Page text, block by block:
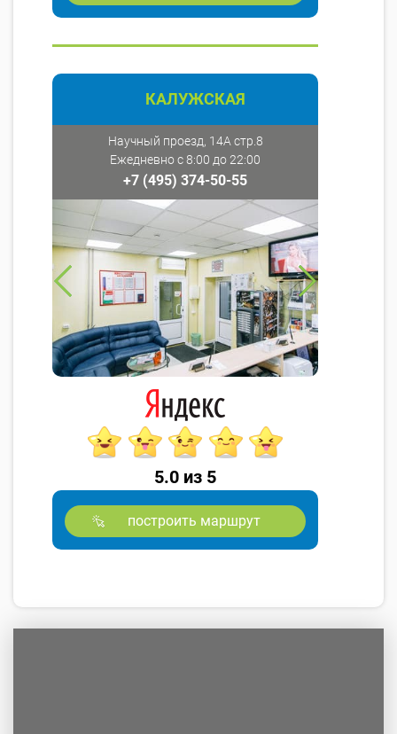
КАЛУЖСКАЯ
Научный проезд, 14А стр.8
Ежедневно с 8:00 до 22:00
+7 (495) 374-50-55
5.0 из 5
построить маршрут